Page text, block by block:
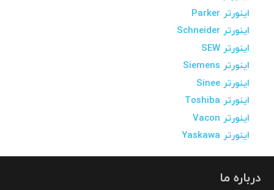
اینورتر Parker
اینورتر Schneider
اینورتر SEW
اینورتر Siemens
اینورتر Sinee
اینورتر Toshiba
اینورتر Vacon
اینورتر Yaskawa
درباره ما